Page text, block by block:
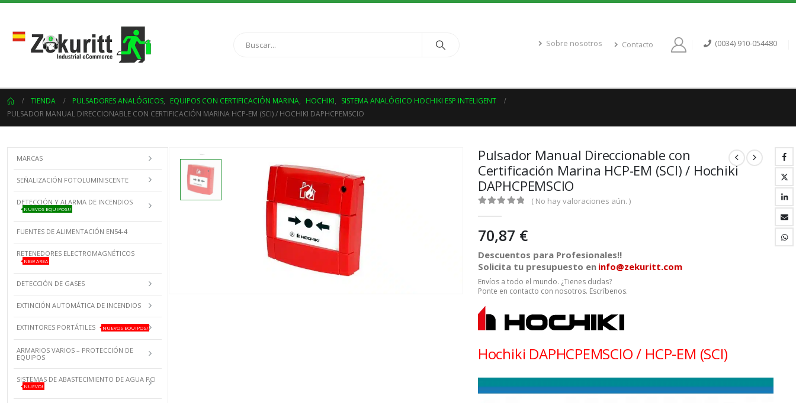
Sobre nosotros Contacto (0034) 910-054480
TIENDA PULSADORES ANALÓGICOS, EQUIPOS CON CERTIFICACIÓN MARINA, HOCHIKI, SISTEMA ANALÓGICO HOCHIKI ESP INTELIGENT
PULSADOR MANUAL DIRECCIONABLE CON CERTIFICACIÓN MARINA HCP-EM (SCI) / HOCHIKI DAPHCPEMSCIO
Pulsador Manual Direccionable con
Certificación Marina HCP-EM (SCI) / Hochiki
DAPHCPEMSCIO
( No hay valoraciones aún. )
70,87 €
Descuentos para Profesionales!!
Solicita tu presupuesto en info@zekuritt.com
Envíos a todo el mundo. ¿Tienes dudas?
Ponte en contacto con nosotros. Escríbenos.
Hochiki DAPHCPEMSCIO / HCP-EM (SCI)
MARCAS
SEÑALIZACIÓN FOTOLUMINISCENTE
DETECCIÓN Y ALARMA DE INCENDIOS
NUEVOS EQUIPOS!!
FUENTES DE ALIMENTACIÓN EN54-4
RETENEDORES ELECTROMAGNÉTICOS
NEW AREA
DETECCIÓN DE GASES
EXTINCIÓN AUTOMÁTICA DE INCENDIOS
EXTINTORES PORTÁTILES NUEVOS EQUIPOS!
ARMARIOS VARIOS – PROTECCIÓN DE
EQUIPOS
SISTEMAS DE ABASTECIMIENTO DE AGUA PCI
NUEVO!